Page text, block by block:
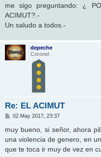
me sigo preguntando: ¿
ACIMUT?.-
Un saludo a todos.-
depeche
Coronel
Re: EL ACIMUT
M
n
a
j
e
02 May 2017, 23:37
muy bueno, si señor, ahora
una violencia de genero, en
que te toca ir muy de vez en